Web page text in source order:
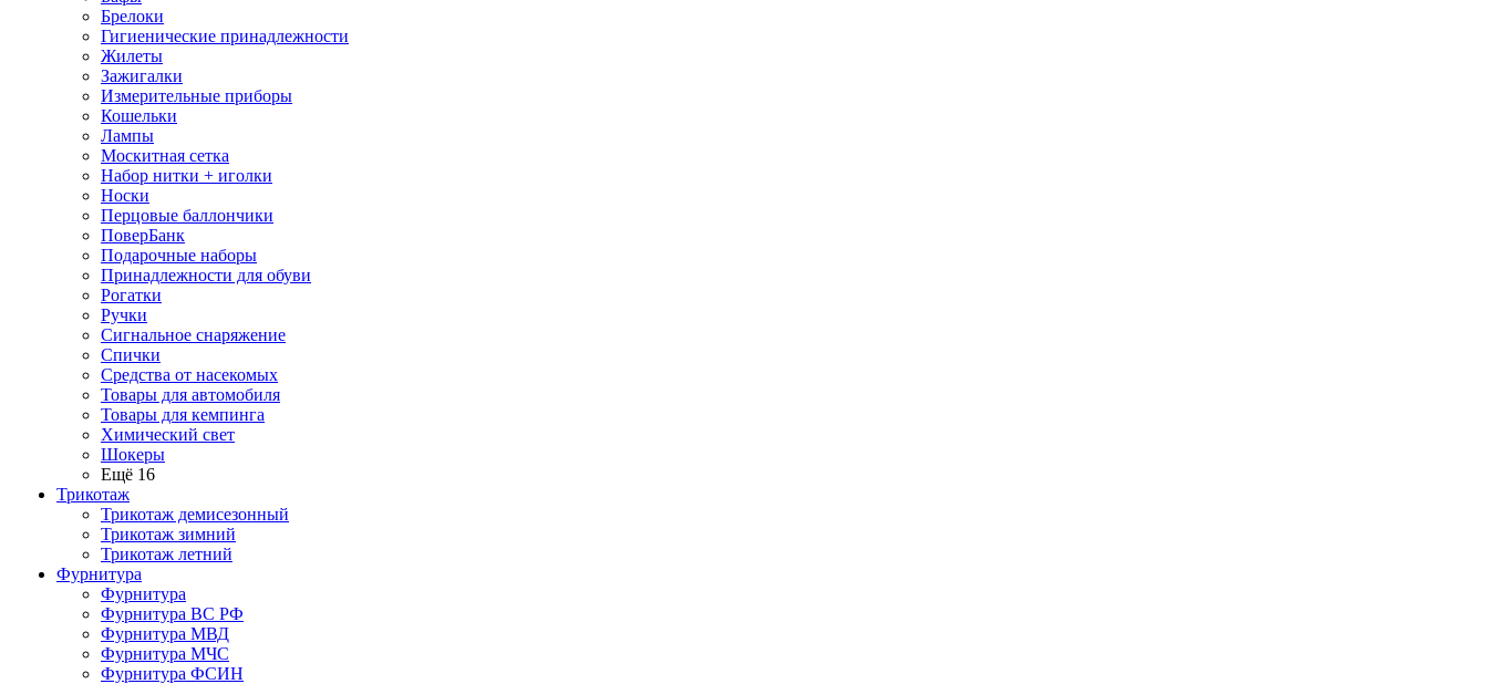
Брелоки
Гигиенические принадлежности
Жилеты
Зажигалки
Измерительные приборы
Кошельки
Лампы
Москитная сетка
Набор нитки + иголки
Носки
Перцовые баллончики
ПоверБанк
Подарочные наборы
Принадлежности для обуви
Рогатки
Ручки
Сигнальное снаряжение
Спички
Средства от насекомых
Товары для автомобиля
Товары для кемпинга
Химический свет
Шокеры
Ещё 16
Трикотаж
Трикотаж демисезонный
Трикотаж зимний
Трикотаж летний
Фурнитура
Фурнитура
Фурнитура ВС РФ
Фурнитура МВД
Фурнитура МЧС
Фурнитура ФСИН